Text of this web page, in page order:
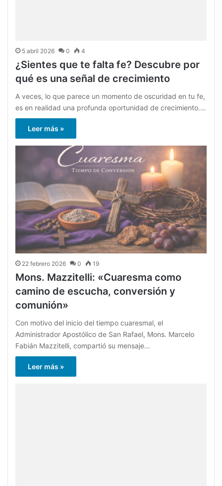
5 abril 2026 0 4
¿Sientes que te falta fe? Descubre por
qué es una señal de crecimiento
A veces, lo que parece un momento de oscuridad en tu fe,
es en realidad una profunda oportunidad de crecimiento.…
Leer más »
22 febrero 2026 0 19
Mons. Mazzitelli: «Cuaresma como
camino de escucha, conversión y
comunión»
Con motivo del inicio del tiempo cuaresmal, el
Administrador Apostólico de San Rafael, Mons. Marcelo
Fabián Mazzitelli, compartió su mensaje…
Leer más »